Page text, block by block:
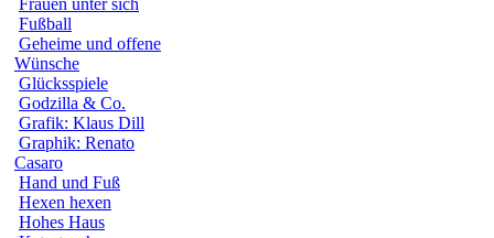
Frauen unter sich
Fußball
Geheime und offene
Wünsche
Glücksspiele
Godzilla & Co.
Grafik: Klaus Dill
Graphik: Renato
Casaro
Hand und Fuß
Hexen hexen
Hohes Haus